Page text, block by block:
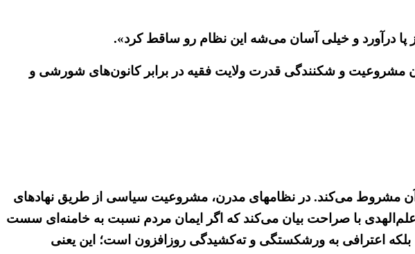
پا درآورد و خیلی آسان می‌شه این نظام رو ساقط کرد».
مشروعیت و شکنندگی قدرت ولایت فقیه در برابر کانون‌های شورشی و
آن مشروط می‌کند. در نظامهای مدرن، مشروعیت سیاسی از طریق نهادهای
علم‌الهدی با صراحت بیان می‌کند که اگر ایمان مردم نسبت به خامنه‌ای سست
اعترافی به ورشکستگی و ته‌کشیدگی روزافزون است؛ این یعنی